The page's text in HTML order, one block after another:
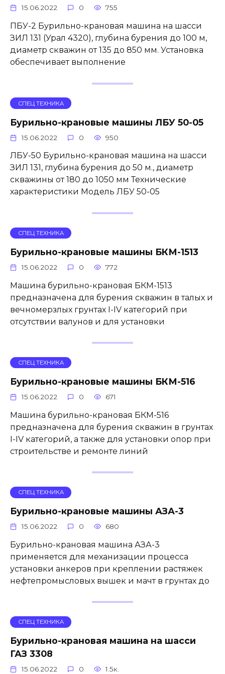
15.06.2022 0 755
ПБУ-2 Бурильно-крановая машина на шасси
ЗИЛ 131 (Урал 4320), глубина бурения до 100 м,
диаметр скважин от 135 до 850 мм. Установка
обеспечивает выполнение
СПЕЦ ТЕХНИКА
Бурильно-крановые машины ЛБУ 50-05
15.06.2022 0 950
ЛБУ-50 Бурильно-крановая машина на шасси
ЗИЛ 131, глубина бурения до 50 м., диаметр
скважины от 180 до 1050 мм Технические
характеристики Модель ЛБУ 50-05
СПЕЦ ТЕХНИКА
Бурильно-крановые машины БКМ-1513
15.06.2022 0 772
Машина бурильно-крановая БКМ-1513
предназначена для бурения скважин в талых и
вечномерзлых грунтах I-IV категорий при
отсутствии валунов и для установки
СПЕЦ ТЕХНИКА
Бурильно-крановые машины БКМ-516
15.06.2022 0 671
Машина бурильно-крановая БКМ-516
предназначена для бурения скважин в грунтах
I-IV категорий, а также для установки опор при
строительстве и ремонте линий
СПЕЦ ТЕХНИКА
Бурильно-крановые машины АЗА-3
15.06.2022 0 680
Бурильно-крановая машина АЗА-3
применяется для механизации процесса
установки анкеров при креплении растяжек
нефтепромысловых вышек и мачт в грунтах до
СПЕЦ ТЕХНИКА
Бурильно-крановая машина на шасси
ГАЗ 3308
15.06.2022 0 1.5к.